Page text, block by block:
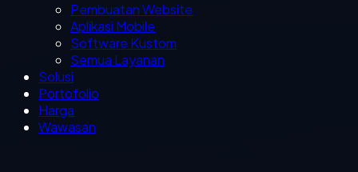
Pembuatan Website
Aplikasi Mobile
Software Kustom
Semua Layanan
Solusi
Portofolio
Harga
Wawasan